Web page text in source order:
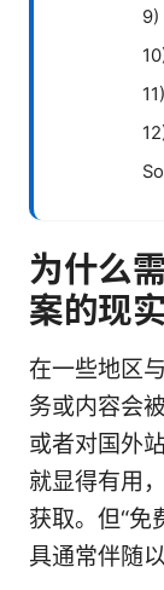
9)
为什么
案的现
在一些地区
务或内容会
或者对国外
就显得有用
获取。但“免
具通常伴随